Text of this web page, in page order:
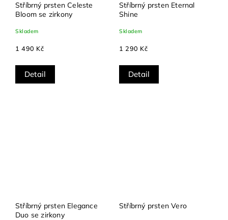
Stříbrný prsten Celeste
Bloom se zirkony
Skladem
1 490 Kč
Detail
Stříbrný prsten Eternal
Shine
Skladem
1 290 Kč
Detail
Stříbrný prsten Elegance
Duo se zirkony
Stříbrný prsten Vero